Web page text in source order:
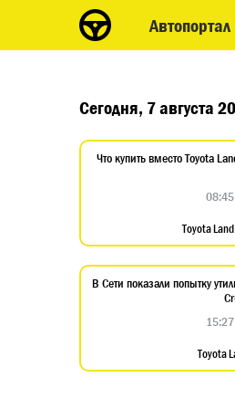
Автопортал
Сегодня, 7 августа
Что купить вместо Toyota
Toyota
В Сети показали попытку
Toyota